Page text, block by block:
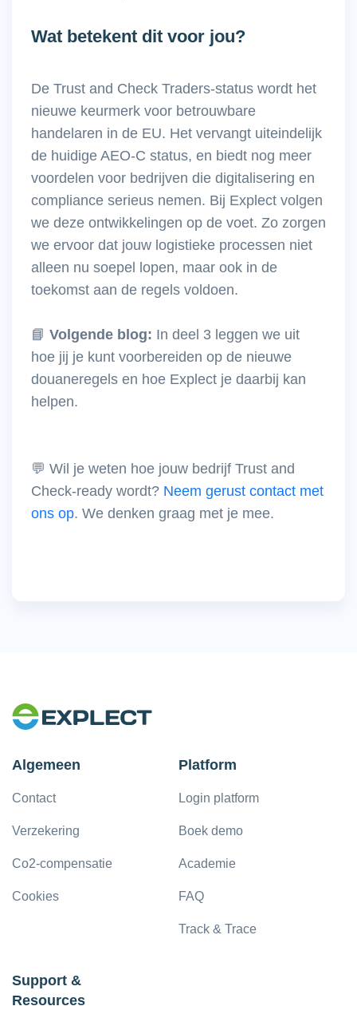
Wat betekent dit voor jou?
De Trust and Check Traders-status wordt het
nieuwe keurmerk voor betrouwbare
handelaren in de EU. Het vervangt uiteindelijk
de huidige AEO-C status, en biedt nog meer
voordelen voor bedrijven die digitalisering en
compliance serieus nemen. Bij Explect volgen
we deze ontwikkelingen op de voet. Zo zorgen
we ervoor dat jouw logistieke processen niet
alleen nu soepel lopen, maar ook in de
toekomst aan de regels voldoen.
📘 Volgende blog: In deel 3 leggen we uit
hoe jij je kunt voorbereiden op de nieuwe
douaneregels en hoe Explect je daarbij kan
helpen.
💬 Wil je weten hoe jouw bedrijf Trust and
Check-ready wordt? Neem gerust contact met
ons op. We denken graag met je mee.
Algemeen
Contact
Verzekering
Co2-compensatie
Cookies
Platform
Login platform
Boek demo
Academie
FAQ
Track & Trace
Support &
Resources